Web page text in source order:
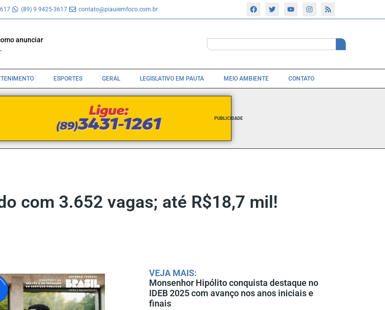
(89) 9 9425-3617 contato@piauiemfoco.com.br
anunciar
ESPORTES GERAL LEGISLATIVO EM PAUTA MEIO AMBIENTE CONTATO
PUBLICIDADE
com 3.652 vagas; até R$18,7 mil!
VEJA MAIS:
Monsenhor Hipólito conquista destaque no
IDEB 2025 com avanço nos anos iniciais e
finais